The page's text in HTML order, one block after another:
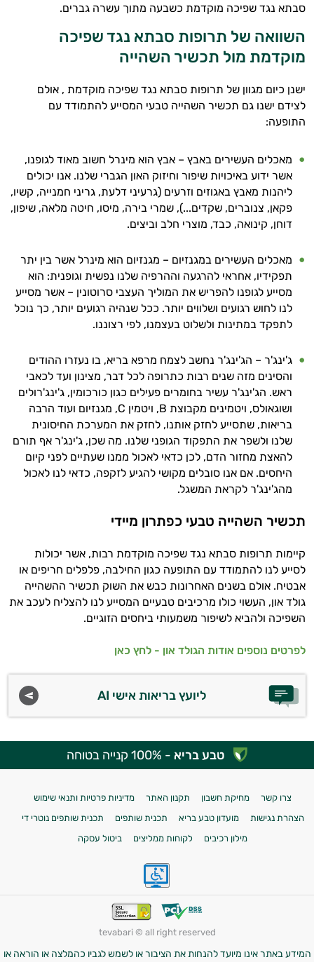
סבתא נגד שפיכה מוקדמת כשבעה מתוך עשרה גברים.
השוואה של תרופות סבתא נגד שפיכה
מוקדמת מול תכשיר השהייה
ישנן כיום מגוון של תרופות סבתא נגד שפיכה מוקדמת , אולם
לצידם ישנו גם תכשיר השהייה טבעי המסייע להתמודד עם
התופעה:
מאכלים העשירים באבץ – אבץ הוא מינרל חשוב מאוד לגופנו,
אשר ידוע באיכויות שיפור וחיזוק האון הגברי שלנו. אנו יכולים
ליהנות מאבץ באגוזים וזרעים (גרעיני דלעת, גריני חמנייה, קשיו,
פקאן, צנוברים, שקדים...), שמרי בירה, מיסו, חיטה מלאה, שיפון,
דוחן, קינואה, כבד, מוצרי חלב וביצים.
מאכלים העשירים במגנזיום – מגנזיום הוא מינרל אשר בין יתר
תפקידיו, אחראי להרגעה וההרפיה שלנו נפשית וגופנית: הוא
מסייע לגופנו להפריש את המוליך העצבי סרוטונין – אשר מסייע
לנו לחוש רגועים ושלווים יותר. ככל שנהיה רגועים יותר, כך נוכל
לתפקד במתינות ולשלוט בעצמנו, לפי רצוננו.
ג'ינג'ר – הג'ינג'ר נחשב לצמח מרפא בריא, בו נעזרו ההודים
והסינים מזה שנים רבות כתרופה לכל דבר, מצינון ועד לכאבי
ראש. הג'ינג'ר עשיר בחומרים פעילים כגון כורכומין, ג'ינג'רולים
ושוגאולס, ויטמינים מקבוצת B, ויטמין C, מגנזיום ועוד הרבה
בריאות, שתסייע לחזק אותנו, לחזק את המערכת החיסונית
שלנו ולשפר את התפקוד הגופני שלנו. מה שכן, ג'ינג'ר אף תורם
להאצת מחזור הדם, לכן כדאי לאכול ממנו שעתיים לפני קיום
היחסים. אם אנו סובלים מקושי להגיע לזקפה, כדאי לנו לאכול
מהג'ינג'ר לקראת המשגל.
תכשיר השהייה טבעי כפתרון מיידי
קיימות תרופות סבתא נגד שפיכה מוקדמת רבות, אשר יכולות
לסייע לנו להתמודד עם התופעה כגון החילבה, פלפלים חריפים או
אבטיח. אולם בשנים האחרונות כבש את השוק תכשיר ההשהייה
גולד און, העשוי כולו מרכיבים טבעיים המסייע לנו להצליח לעכב את
השפיכה ולהביא לשיפור משמעותי ביחסים הזוגיים.
לפרטים נוספים אודות הגולד און - לחץ כאן
ליועץ בריאות אישי AI
טבע בריא - 100% קנייה בטוחה
צרו קשר מחיקת חשבון תקנון האתר
מדיניות פרטיות ותנאי שימוש
הצהרת נגישות
מועדון טבע בריא תכנית שותפים
תכנית שותפים נוטרי די
מילון רכיבים
לקוחות ממליצים ביטול עסקה
tevabari © all right reserved
המידע באתר אינו מיועד להנחות את הציבור או לשמש לגביו כהמלצה או הוראה או
היי,
אני יועץ הבריאות האישי AI של טבע בריא.
וספרות מקצועית בתחומי הרפואה הטבעית
ותזונת הספורט.
אני כאן כדי לעזור לך להתאים את תוספי
התזונה ומוצרי הבריאות המדויקים למטרות
ולמצב הגופני שלך, ולהסביר לך אילו רכיבים
יום וגם בתחום הכושר והספורט.
המטרה שלי היא להתאים עבורך המלצות
אישיות מבוססות מדעית.